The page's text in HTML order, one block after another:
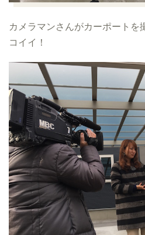
カメラマンさんがカーポートを
コイイ！